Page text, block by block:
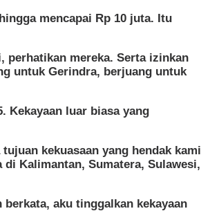
mencapai Rp 10 juta. Itu
perhatikan mereka. Serta izinkan
untuk Gerindra, berjuang untuk
Kekayaan luar biasa yang
kekuasaan yang hendak kami
Kalimantan, Sumatera, Sulawesi,
aku tinggalkan kekayaan